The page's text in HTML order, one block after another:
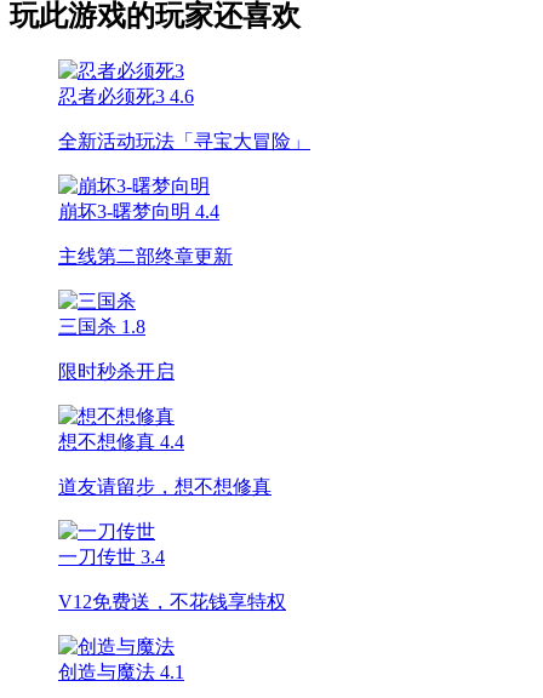
玩此游戏的玩家还喜欢
忍者必须死3 4.6
全新活动玩法「寻宝大冒险」
崩坏3-曙梦向明 4.4
主线第二部终章更新
三国杀 1.8
限时秒杀开启
想不想修真 4.4
道友请留步，想不想修真
一刀传世 3.4
V12免费送，不花钱享特权
创造与魔法 4.1